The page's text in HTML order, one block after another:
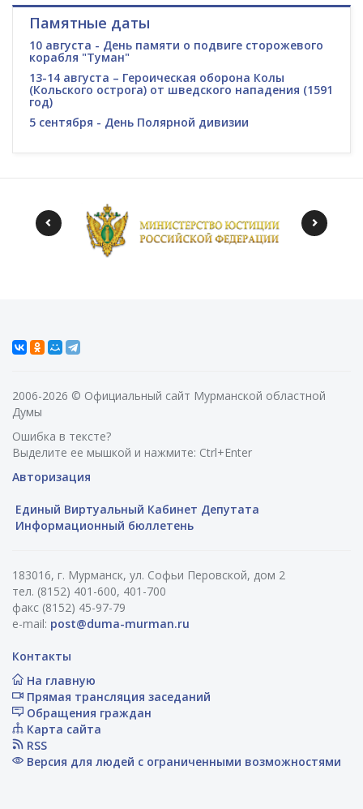
Памятные даты
10 августа - День памяти о подвиге сторожевого
корабля "Туман"
13-14 августа – Героическая оборона Колы
(Кольского острога) от шведского нападения (1591
год)
5 сентября - День Полярной дивизии
2006-2026 © Официальный сайт Мурманской областной
Думы
Ошибка в тексте?
Выделите ее мышкой и нажмите: Ctrl+Enter
Авторизация
Единый Виртуальный Кабинет Депутата
Информационный бюллетень
183016, г. Мурманск, ул. Софьи Перовской, дом 2
тел. (8152) 401-600, 401-700
факс (8152) 45-97-79
e-mail: post@duma-murman.ru
Контакты
На главную
Прямая трансляция заседаний
Обращения граждан
Карта сайта
RSS
Версия для людей с ограниченными возможностями